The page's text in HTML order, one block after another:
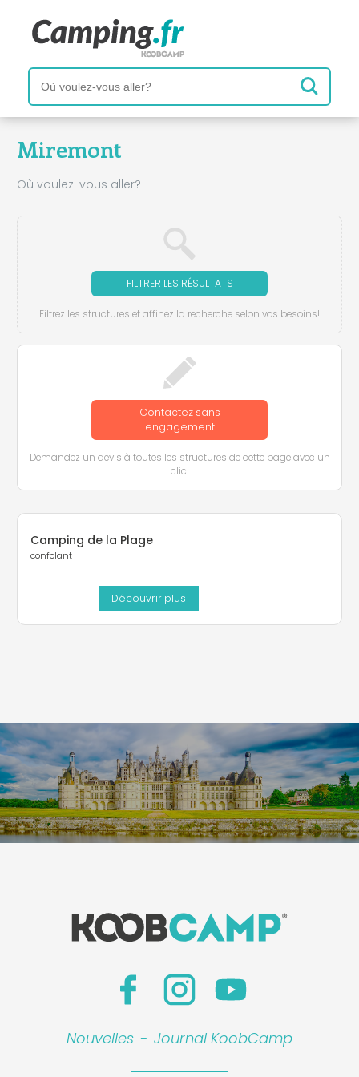
Miremont
Où voulez-vous aller?
FILTRER LES RÉSULTATS
Filtrez les structures et affinez la recherche selon vos besoins!
Contactez sans
engagement
Demandez un devis à toutes les structures de cette page avec un
clic!
Camping de la Plage
confolant
Découvrir plus
Nouvelles - Journal KoobCamp